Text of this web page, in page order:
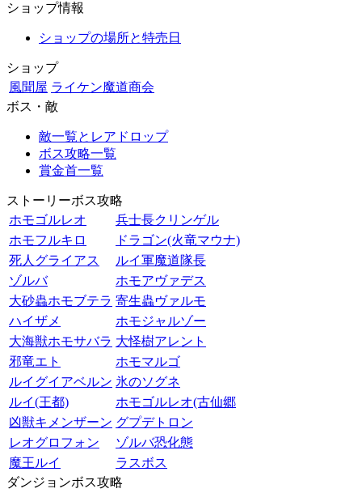
ショップ情報
ショップの場所と特売日
ショップ
風聞屋 ライケン魔道商会
ボス・敵
敵一覧とレアドロップ
ボス攻略一覧
賞金首一覧
ストーリーボス攻略
ホモゴルレオ
兵士長クリンゲル
ホモフルキロ
ドラゴン(火竜マウナ)
死人グライアス
ルイ軍魔道隊長
ゾルバ
ホモアヴァデス
大砂蟲ホモブテラ 寄生蟲ヴァルモ
ハイザメ
ホモジャルゾー
大海獣ホモサバラ 大怪樹アレント
邪竜エト
ホモマルゴ
ルイグイアベルン 氷のソグネ
ルイ(王都)
ホモゴルレオ(古仙郷
凶獣キメンザーン グプデトロン
レオグロフォン
ゾルバ恐化態
魔王ルイ
ラスボス
ダンジョンボス攻略